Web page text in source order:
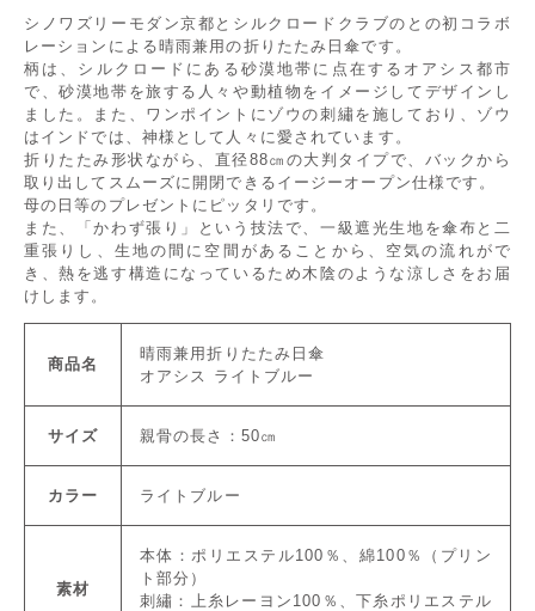
シノワズリーモダン京都とシルクロードクラブのとの初コラボ
レーションによる晴雨兼用の折りたたみ日傘です。
柄は、シルクロードにある砂漠地帯に点在するオアシス都市
で、砂漠地帯を旅する人々や動植物をイメージしてデザインし
ました。また、ワンポイントにゾウの刺繡を施しており、ゾウ
はインドでは、神様として人々に愛されています。
折りたたみ形状ながら、直径88㎝の大判タイプで、バックから
取り出してスムーズに開閉できるイージーオープン仕様です。
母の日等のプレゼントにピッタリです。
また、「かわず張り」という技法で、一級遮光生地を傘布と二
重張りし、生地の間に空間があることから、空気の流れがで
き、熱を逃す構造になっているため木陰のような涼しさをお届
けします。
商品名
晴雨兼用折りたたみ日傘
オアシス ライトブルー
サイズ 親骨の長さ：50㎝
カラー ライトブルー
素材
本体：ポリエステル100％、綿100％（プリン
ト部分）
刺繡：上糸レーヨン100％、下糸ポリエステル